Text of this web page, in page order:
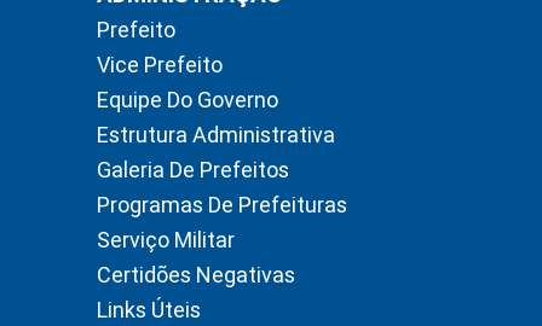
Prefeito
Vice Prefeito
Equipe Do Governo
Estrutura Administrativa
Galeria De Prefeitos
Programas De Prefeituras
Serviço Militar
Certidões Negativas
Links Úteis